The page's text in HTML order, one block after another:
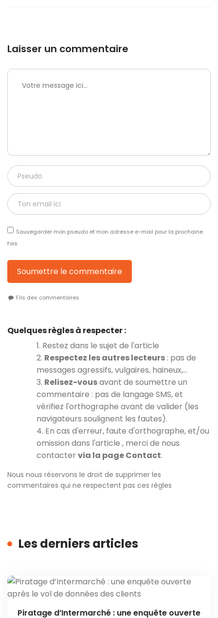
Laisser un commentaire
Sauvegarder mon pseudo et mon adresse e-mail pour la prochaine
fois.
Soumettre le commentaire
Fils des commentaires
Quelques règles à respecter :
1. Restez dans le sujet de l'article
2. Respectez les autres lecteurs : pas de
messages agressifs, vulgaires, haineux,…
3. Relisez-vousavant de soumettre un
commentaire : pas de langage SMS, et
vérifiez l'orthographe avant de valider (les
navigateurs soulignent les fautes).
4. En cas d'erreur, faute d'orthographe, et/ou
omission dans l'article , merci de nous
contacter via la page Contact.
Nous nous réservons le droit de supprimer les
commentaires qui ne respectent pas ces règles
Les derniers articles
Piratage d’Intermarché : une enquête ouverte